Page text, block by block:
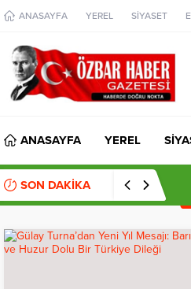
ANASAYFA YEREL SİYASET
ANASAYFA YEREL
SON DAKİKA